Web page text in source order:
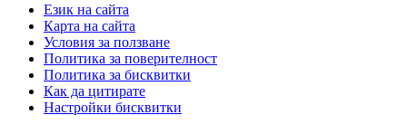
Език на сайта
Карта на сайта
Условия за ползване
Политика за поверителност
Политика за бисквитки
Как да цитирате
Настройки бисквитки